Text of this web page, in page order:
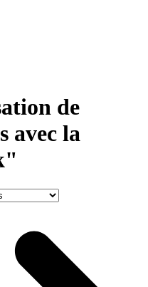
de
avec la